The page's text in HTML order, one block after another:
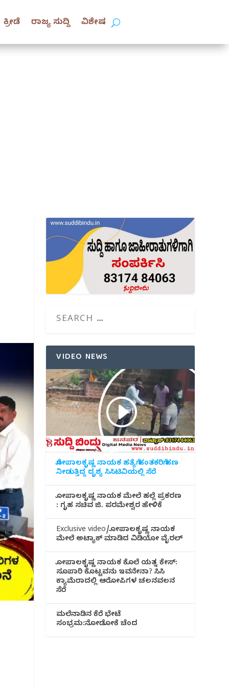
ಕ್ರೀಡೆ ರಾಜ್ಯ ಸುದ್ದಿ ವಿಶೇಷ
VIDEO NEWS
ಗೋಪಾಲಕೃಷ್ಣ ನಾಯಕ ಹತ್ಯೆಗೆ ಹಂತಕರಿಗೆ ಹಣ
ನೀಡುತ್ತಿದ್ದ ದೃಶ್ಯ ಸಿಸಿಟಿವಿಯಲ್ಲಿ ಸೆರೆ
ಗೋಪಾಲಕೃಷ್ಣ ನಾಯಕ ಮೇಲೆ ಹಲ್ಲೆ ಪ್ರಕರಣ
: ಗೃಹ ಸಚಿವ ಜಿ. ಪರಮೇಶ್ವರ ಹೇಳಿಕೆ
Exclusive video/ಗೋಪಾಲಕೃಷ್ಣ ನಾಯಕ
ಮೇಲೆ ಅಟ್ಯಾಕ್ ಮಾಡಿದ ವಿಡಿಯೋ ವೈರಲ್
ಗೋಪಾಲಕೃಷ್ಣ ನಾಯಕ ಕೊಲೆ ಯತ್ನ ಕೇಸ್:
ಸೂಪಾರಿ ಕೊಟ್ಟವನು ಇವನೇನಾ? ಸಿಸಿ
ಕ್ಯಾಮೆರಾದಲ್ಲಿ ಆರೋಪಿಗಳ ಚಲನವಲನ
ಸೆರೆ
ಮಲೆನಾಡಿ‌ನ ಕೆರೆ ಭೇಟೆ
ಸಂಭ್ರಮ:ನೋಡೋಕೆ ಚೆಂದ